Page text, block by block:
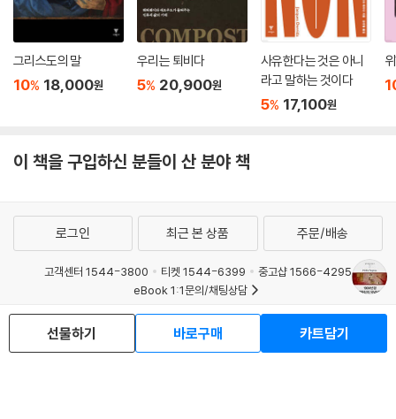
그리스도의 말
10% 18,000원
우리는 퇴비다
5% 20,900원
사유한다는 것은 아니
라고 말하는 것이다
5% 17,100원
이 책을 구입하신 분들이 산 분야 책
선물하기 바로구매 카트담기
로그인 최근 본 상품 주문/배송
고객센터 1544-3800 티켓 1544-6399
중고샵 1566-4295
eBook 1:1문의/채팅상담
예스이십사(주) 사업자 정보
이용약관
개인정보처리방침
청소년보호정책